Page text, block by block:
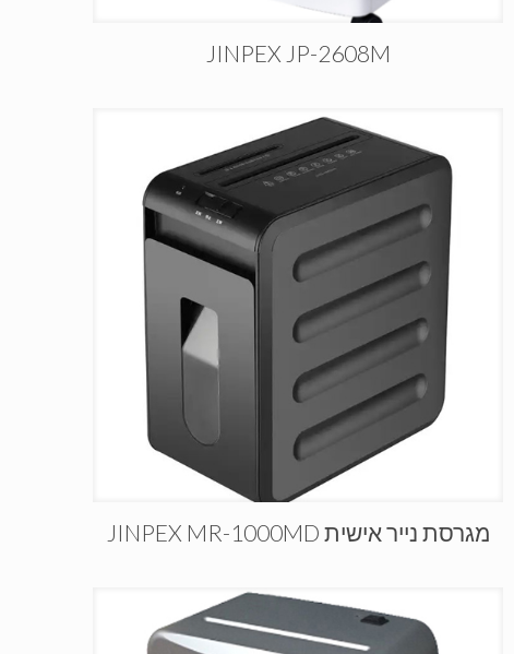
JINPEX JP-2608M
מגרסת נייר אישית JINPEX MR-1000MD